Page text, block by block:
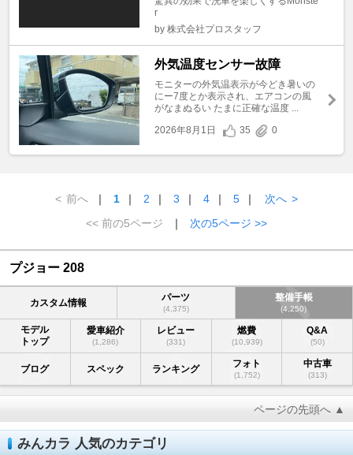
r
by 株式会社プロスタッフ
外気温度センサー故障
モニターの外気温表示が今どき暑いの
にー7度とか表示され、エアコンの風
がなまぬるい たまに正確な温度 ...
2026年8月1日
35 0
< 前へ ｜ 1 ｜ 2 ｜ 3 ｜ 4 ｜ 5 ｜ 次へ >
<< 前の5ページ
｜ 次の5ページ >>
プジョー 208
カスタム情報 パーツ
(4,375)
整備手帳
(4,250)
モデル
トップ
愛車紹介
(1,286)
レビュー
(331)
燃費
(10,939)
Q&A
(50)
ブログ スペック ランキング フォト
(1,752)
中古車
(313)
ページの先頭へ ▲
みんカラ 人気のカテゴリ